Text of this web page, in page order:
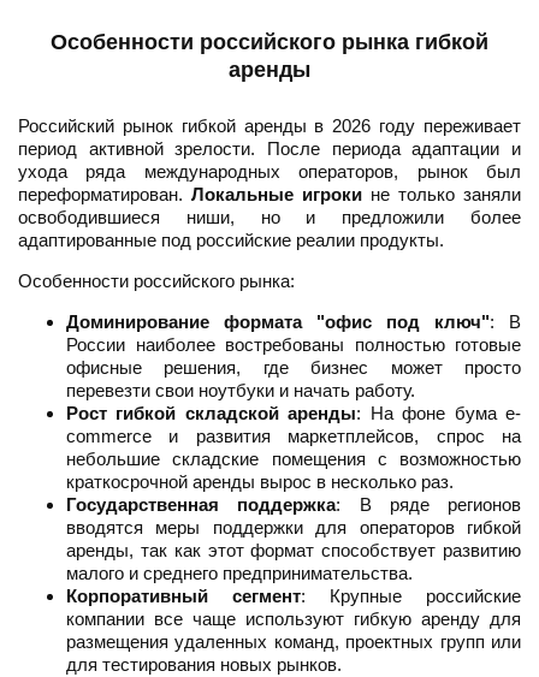
Особенности российского рынка гибкой
аренды
Российский рынок гибкой аренды в 2026 году переживает
период активной зрелости. После периода адаптации и
ухода ряда международных операторов, рынок был
переформатирован. Локальные игроки не только заняли
освободившиеся ниши, но и предложили более
адаптированные под российские реалии продукты.
Особенности российского рынка:
Доминирование формата "офис под ключ": В
России наиболее востребованы полностью готовые
офисные решения, где бизнес может просто
перевезти свои ноутбуки и начать работу.
Рост гибкой складской аренды: На фоне бума e-
commerce и развития маркетплейсов, спрос на
небольшие складские помещения с возможностью
краткосрочной аренды вырос в несколько раз.
Государственная поддержка: В ряде регионов
вводятся меры поддержки для операторов гибкой
аренды, так как этот формат способствует развитию
малого и среднего предпринимательства.
Корпоративный сегмент: Крупные российские
компании все чаще используют гибкую аренду для
размещения удаленных команд, проектных групп или
для тестирования новых рынков.